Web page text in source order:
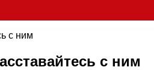
с ним
с ним